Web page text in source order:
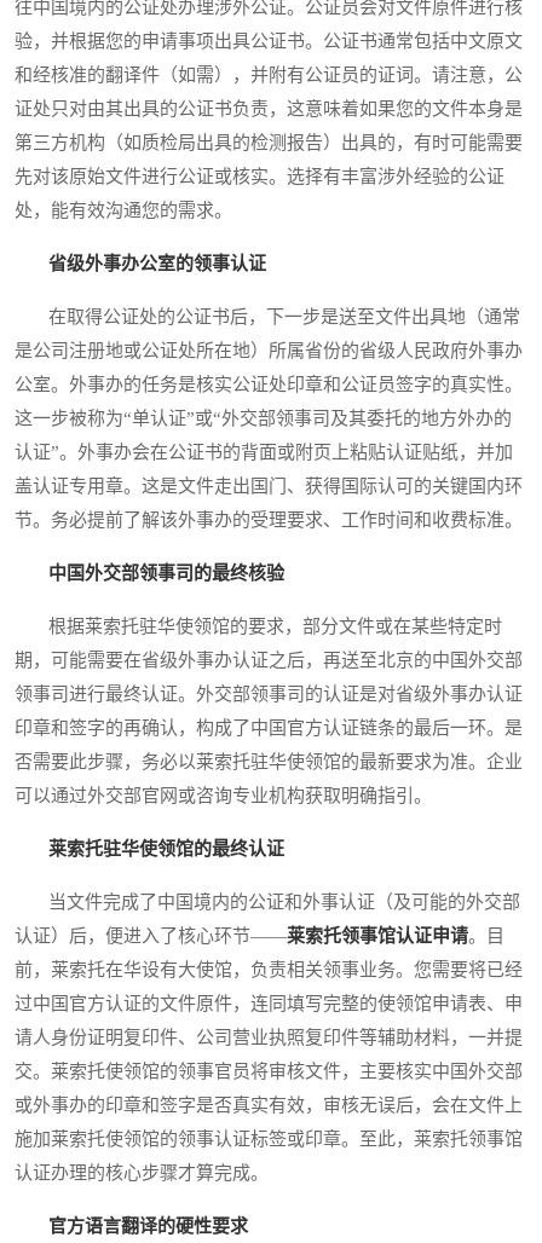
往中国境内的公证处办理涉外公证。公证员会对文件原件进行核
验，并根据您的申请事项出具公证书。公证书通常包括中文原文
和经核准的翻译件（如需），并附有公证员的证词。请注意，公
证处只对由其出具的公证书负责，这意味着如果您的文件本身是
第三方机构（如质检局出具的检测报告）出具的，有时可能需要
先对该原始文件进行公证或核实。选择有丰富涉外经验的公证
处，能有效沟通您的需求。
省级外事办公室的领事认证
在取得公证处的公证书后，下一步是送至文件出具地（通常
是公司注册地或公证处所在地）所属省份的省级人民政府外事办
公室。外事办的任务是核实公证处印章和公证员签字的真实性。
这一步被称为“单认证”或“外交部领事司及其委托的地方外办的
认证”。外事办会在公证书的背面或附页上粘贴认证贴纸，并加
盖认证专用章。这是文件走出国门、获得国际认可的关键国内环
节。务必提前了解该外事办的受理要求、工作时间和收费标准。
中国外交部领事司的最终核验
根据莱索托驻华使领馆的要求，部分文件或在某些特定时
期，可能需要在省级外事办认证之后，再送至北京的中国外交部
领事司进行最终认证。外交部领事司的认证是对省级外事办认证
印章和签字的再确认，构成了中国官方认证链条的最后一环。是
否需要此步骤，务必以莱索托驻华使领馆的最新要求为准。企业
可以通过外交部官网或咨询专业机构获取明确指引。
莱索托驻华使领馆的最终认证
当文件完成了中国境内的公证和外事认证（及可能的外交部
认证）后，便进入了核心环节——莱索托领事馆认证申请。目
前，莱索托在华设有大使馆，负责相关领事业务。您需要将已经
过中国官方认证的文件原件，连同填写完整的使领馆申请表、申
请人身份证明复印件、公司营业执照复印件等辅助材料，一并提
交。莱索托使领馆的领事官员将审核文件，主要核实中国外交部
或外事办的印章和签字是否真实有效，审核无误后，会在文件上
施加莱索托使领馆的领事认证标签或印章。至此，莱索托领事馆
认证办理的核心步骤才算完成。
官方语言翻译的硬性要求